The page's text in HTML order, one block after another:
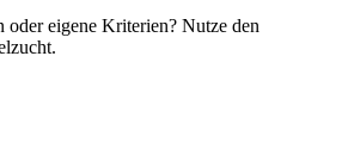
oder eigene Kriterien? Nutze den
.